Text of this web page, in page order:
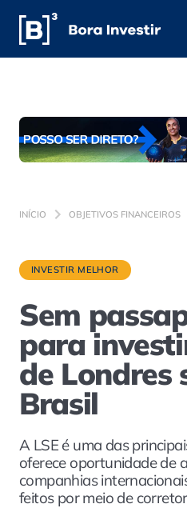
INÍCIO OBJETIVOS FINANCEIROS
INVESTIR MELHOR
Sem
para
de Londres
Brasil
A LSE é uma das
oferece oportunidade de
companhias
feitos por meio de